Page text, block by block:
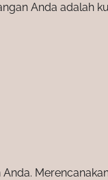
Anda adalah